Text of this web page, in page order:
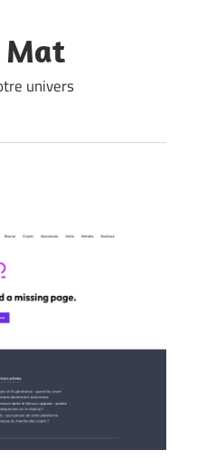
Mat
univers